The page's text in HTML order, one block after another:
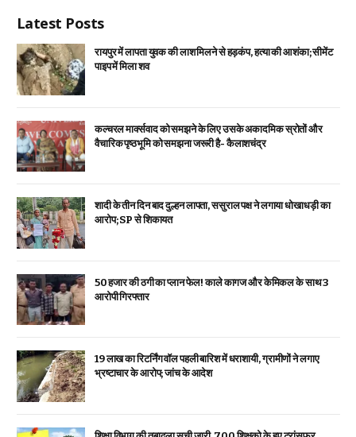
Latest Posts
रायपुर में लापता युवक की लाश मिलने से हड़कंप, हत्या की आशंका; सीमेंट
पाइप में मिला शव
कल्चरल मार्क्सवाद को समझने के लिए उसके अकादमिक स्रोतों और
वैचारिक पृष्ठभूमि को समझना जरूरी है- कैलाशचंद्र
शादी के तीन दिन बाद दुल्हन लापता, ससुराल पक्ष ने लगाया धोखाधड़ी का
आरोप; SP से शिकायत
₹50 हजार की ठगी का प्लान फेल! काले कागज और केमिकल के साथ 3
आरोपी गिरफ्तार
19 लाख का रिटर्निंग वॉल पहली बारिश में धराशायी, ग्रामीणों ने लगाए
भ्रष्टाचार के आरोप; जांच के आदेश